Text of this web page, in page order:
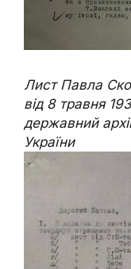
Лист Павла
від 8 травня
державний
України